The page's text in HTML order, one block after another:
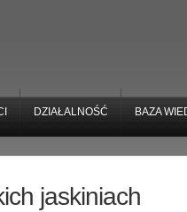
DZIAŁALNOŚĆ BAZA
jaskiniach